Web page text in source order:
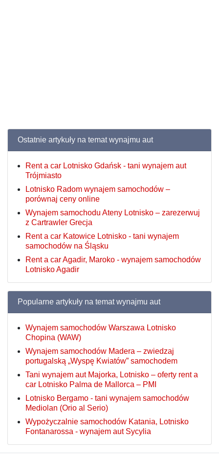
Ostatnie artykuły na temat wynajmu aut
Rent a car Lotnisko Gdańsk - tani wynajem aut
Trójmiasto
Lotnisko Radom wynajem samochodów –
porównaj ceny online
Wynajem samochodu Ateny Lotnisko – zarezerwuj
z Cartrawler Grecja
Rent a car Katowice Lotnisko - tani wynajem
samochodów na Śląsku
Rent a car Agadir, Maroko - wynajem samochodów
Lotnisko Agadir
Popularne artykuły na temat wynajmu aut
Wynajem samochodów Warszawa Lotnisko
Chopina (WAW)
Wynajem samochodów Madera – zwiedzaj
portugalską „Wyspę Kwiatów” samochodem
Tani wynajem aut Majorka, Lotnisko – oferty rent a
car Lotnisko Palma de Mallorca – PMI
Lotnisko Bergamo - tani wynajem samochodów
Mediolan (Orio al Serio)
Wypożyczalnie samochodów Katania, Lotnisko
Fontanarossa - wynajem aut Sycylia